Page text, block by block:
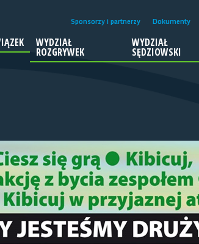
Sponsorzy i partnerzy Dokumenty
WYDZIAŁ
ROZGRYWEK
WYDZIAŁ
SĘDZIOWSKI